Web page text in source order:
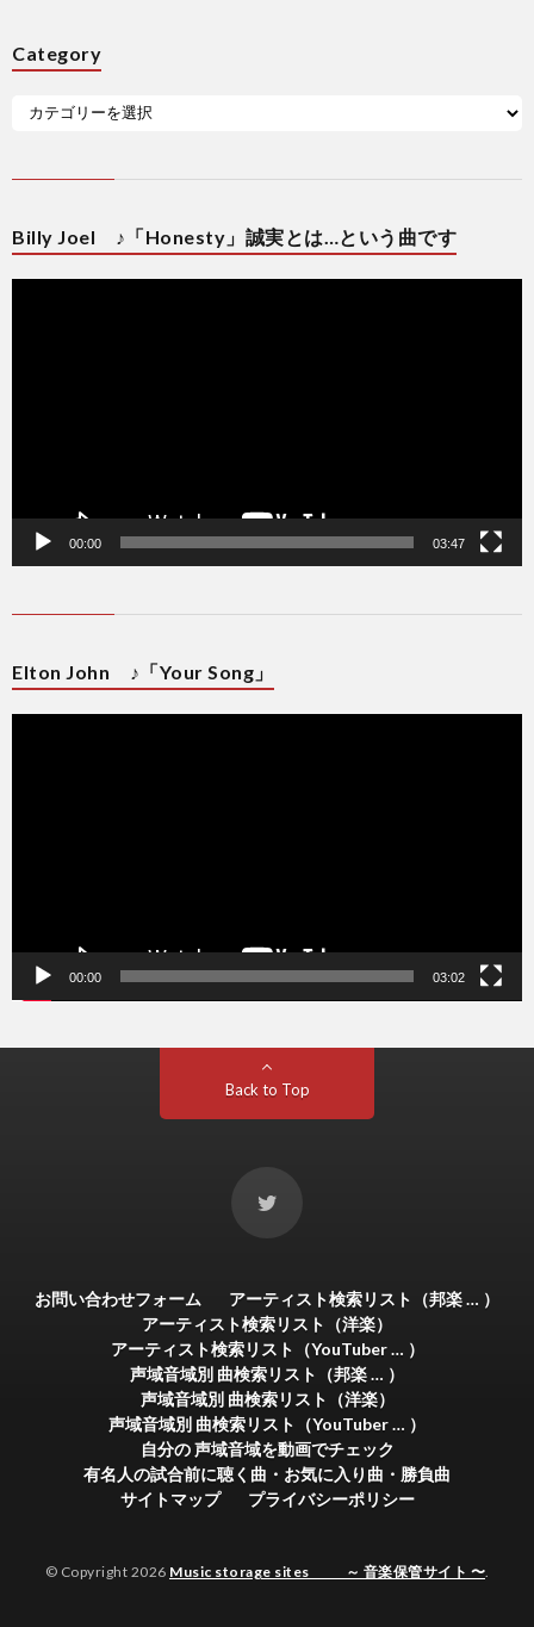
Category
Billy Joel ♪「Honesty」誠実とは…という曲です
動
00:00 03:47
Elton John ♪「Your Song」
動
00:00 03:02
Back to Top
お問い合わせフォーム
アーティスト検索リスト（邦楽 … ）
アーティスト検索リスト（洋楽）
アーティスト検索リスト（YouTuber … ）
声域音域別 曲検索リスト（邦楽 … ）
声域音域別 曲検索リスト（洋楽）
声域音域別 曲検索リスト（YouTuber … ）
自分の 声域音域を動画でチェック
有名人の試合前に聴く曲・お気に入り曲・勝負曲
サイトマップ
プライバシーポリシー
© Copyright 2026 Music storage sites ～ 音楽保管サイト 〜.